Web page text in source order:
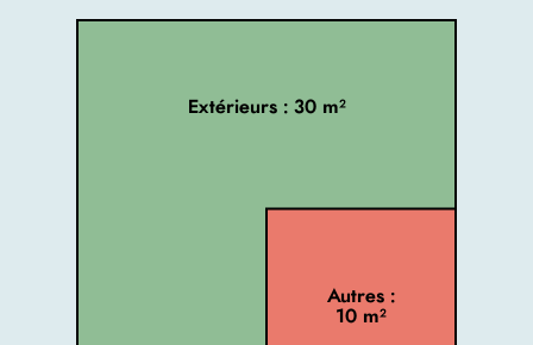
Extérieurs : 30 m²
Autres :
10 m²